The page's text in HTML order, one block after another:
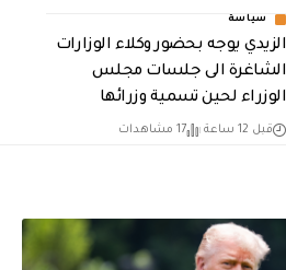
سياسة
الزيدي يوجه بحضور وكلاء الوزارات
الشاغرة الى جلسات مجلس
الوزراء لحين تسمية وزرائها
قبل 12 ساعة 17 مشاهدات